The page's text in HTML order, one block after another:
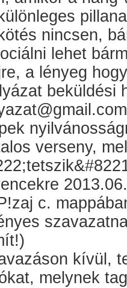
nincsen,
lehet
a lényeg
beküldési
verseny,
c.
kívül,
melynek